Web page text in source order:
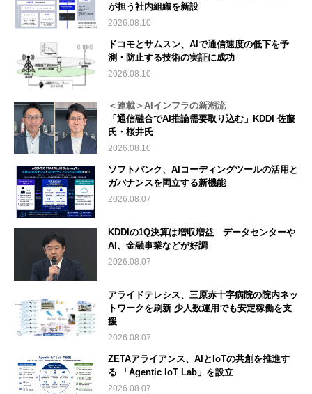
が担う社内組織を新設
2026.08.10
ドコモとサムスン、AIで通信速度の低下を予
測・防止する技術の実証に成功
2026.08.10
＜連載＞AIインフラの新潮流
「通信融合でAI推論需要取り込む」KDDI 佐藤
氏・桜井氏
2026.08.10
ソフトバンク、AIコーディングツールの活用と
ガバナンスを両立する新機能
2026.08.07
KDDIの1Q決算は増収増益 データセンターや
AI、金融事業などが好調
2026.08.07
アライドテレシス、三原赤十字病院の院内ネッ
トワークを刷新 少人数運用でも安定稼働を支
援
2026.08.07
ZETAアライアンス、AIとIoTの共創を推進す
る 「Agentic IoT Lab」を設立
2026.08.07